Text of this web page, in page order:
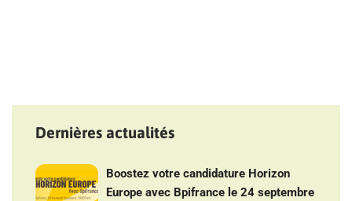
Dernières actualités
Boostez votre candidature Horizon
Europe avec Bpifrance le 24 septembre